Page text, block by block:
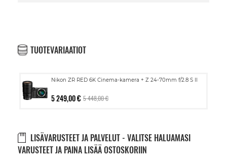
TUOTEVARIAATIOT
Nikon ZR RED 6K Cinema-kamera + Z 24-70mm f/2.8 S II
5 249,00 € 5 448,00 €
LISÄVARUSTEET JA PALVELUT - VALITSE HALUAMASI
VARUSTEET JA PAINA LISÄÄ OSTOSKORIIN